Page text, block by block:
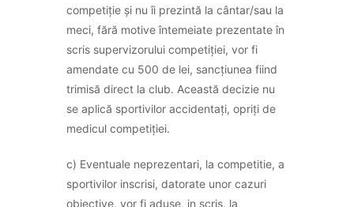
competiție și nu îi prezintă la cântar/sau la
meci, fără motive întemeiate prezentate în
scris supervizorului competiției, vor fi
amendate cu 500 de lei, sancțiunea fiind
trimisă direct la club. Această decizie nu
se aplică sportivilor accidentați, opriți de
medicul competiției.
c) Eventuale neprezentari, la competitie, a
sportivilor inscrisi, datorate unor cazuri
obiective, vor fi aduse, in scris, la